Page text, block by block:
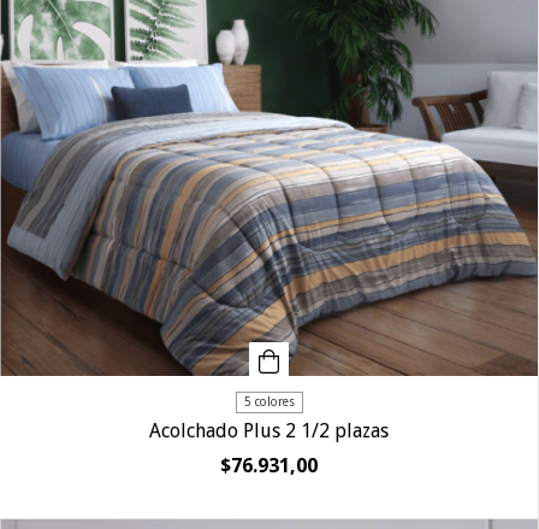
5 colores
Acolchado Plus 2 1/2 plazas
$76.931,00